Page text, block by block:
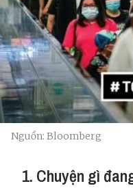
Nguồn: Bloomberg
1. Chuyện gì